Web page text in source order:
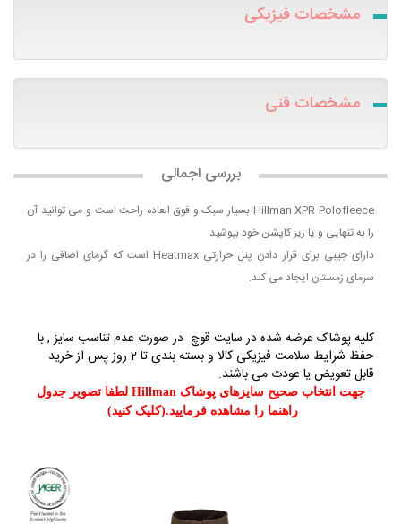
مشخصات فیزیکی
مشخصات فنی
بررسی اجمالی
Hillman XPR Polofleece بسیار سبک و فوق العاده راحت است و می توانید آن
را به تنهایی و یا زیر کاپشن خود بپوشید.
دارای جیبی برای قرار دادن پنل حرارتی Heatmax است که گرمای اضافی را در
سرمای زمستان ایجاد می کند.
کلیه پوشاک عرضه شده در سایت قوچ در صورت عدم تناسب سایز , با
حفظ شرایط سلامت فیزیکی کالا و بسته بندی تا 2 روز پس از خرید
قابل تعویض یا عودت می باشند.
جهت انتخاب صحیح سایزهای پوشاک Hillman لطفا تصویر جدول
راهنما را مشاهده فرمایید.(کلیک کنید)